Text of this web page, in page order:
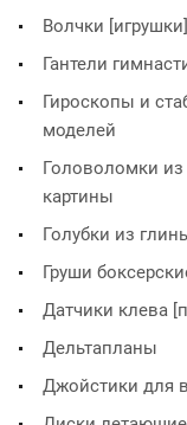
Волчки [игрушки]
Гантели
Гироскопы и
моделей
Головоломки из
картины
Голубки из
Груши
Датчики клева
Дельтапланы
Джойстики для